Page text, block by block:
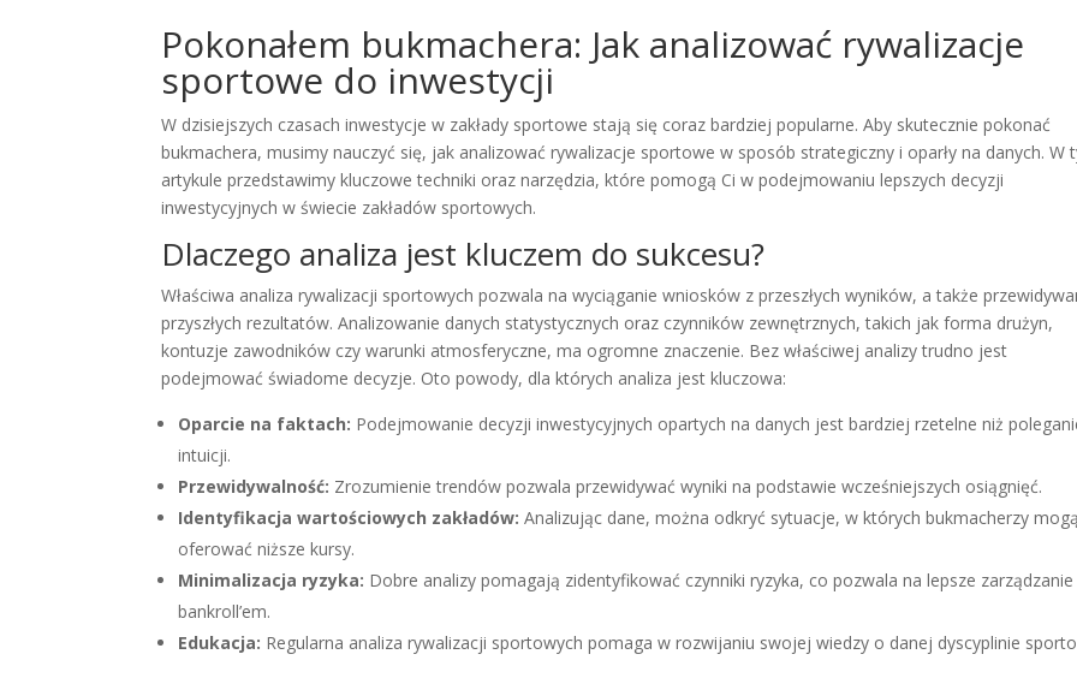
Pokonałem bukmachera: Jak analizować rywalizacje
sportowe do inwestycji
W dzisiejszych czasach inwestycje w zakłady sportowe stają się coraz bardziej popularne. Aby skutecznie pokonać
bukmachera, musimy nauczyć się, jak analizować rywalizacje sportowe w sposób strategiczny i oparły na danych. W
artykule przedstawimy kluczowe techniki oraz narzędzia, które pomogą Ci w podejmowaniu lepszych decyzji
inwestycyjnych w świecie zakładów sportowych.
Dlaczego analiza jest kluczem do sukcesu?
Właściwa analiza rywalizacji sportowych pozwala na wyciąganie wniosków z przeszłych wyników, a także
przyszłych rezultatów. Analizowanie danych statystycznych oraz czynników zewnętrznych, takich jak forma drużyn,
kontuzje zawodników czy warunki atmosferyczne, ma ogromne znaczenie. Bez właściwej analizy trudno jest
podejmować świadome decyzje. Oto powody, dla których analiza jest kluczowa:
Oparcie na faktach: Podejmowanie decyzji inwestycyjnych opartych na danych jest bardziej rzetelne niż
intuicji.
Przewidywalność: Zrozumienie trendów pozwala przewidywać wyniki na podstawie wcześniejszych osiągnięć.
Identyfikacja wartościowych zakładów: Analizując dane, można odkryć sytuacje, w których bukmacherzy
oferować niższe kursy.
Minimalizacja ryzyka: Dobre analizy pomagają zidentyfikować czynniki ryzyka, co pozwala na lepsze zarządzanie
bankroll’em.
Edukacja: Regularna analiza rywalizacji sportowych pomaga w rozwijaniu swojej wiedzy o danej dyscyplinie